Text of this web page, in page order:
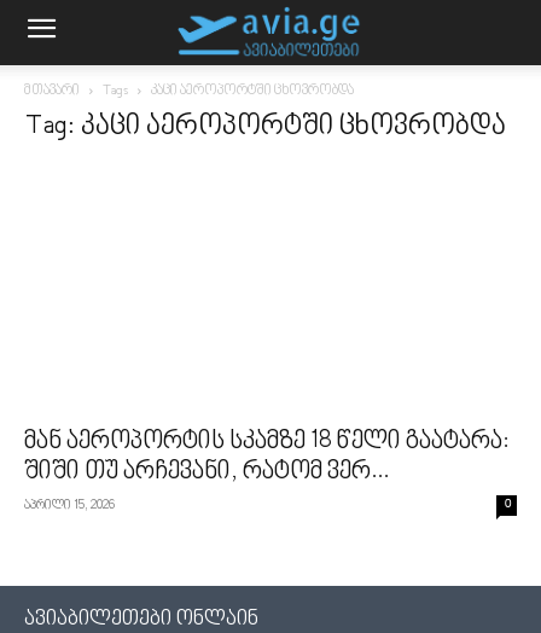
მთავარი Tags კაცი აეროპორტში ცხოვრობდა
Tag: კაცი აეროპორტში ცხოვრობდა
მან აეროპორტის სკამზე 18 წელი გაატარა:
შიში თუ არჩევანი, რატომ ვერ...
აპრილი 15, 2026 0
ავიაბილეთები ონლაინ